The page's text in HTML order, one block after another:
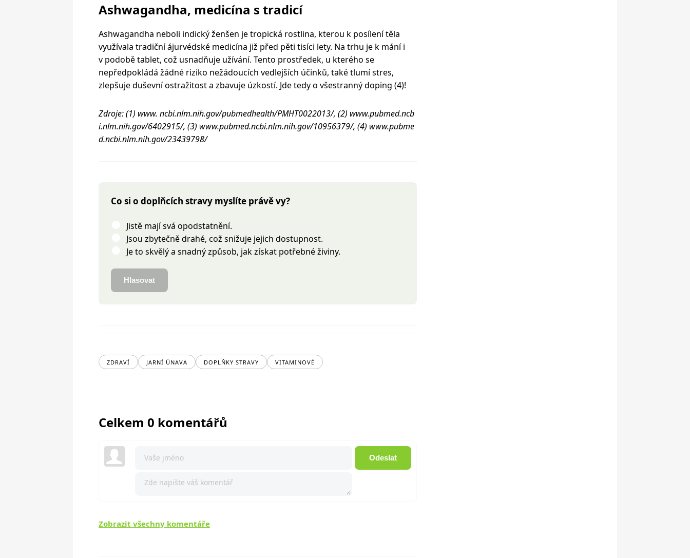
Ashwagandha, medicína s tradicí
Ashwagandha neboli indický ženšen je tropická rostlina, kterou k posílení těla
využívala tradiční ájurvédské medicína již před pěti tisíci lety. Na trhu je k mání i
v podobě tablet, což usnadňuje užívání. Tento prostředek, u kterého se
nepředpokládá žádné riziko nežádoucích vedlejších účinků, také tlumí stres,
zlepšuje duševní ostražitost a zbavuje úzkostí. Jde tedy o všestranný doping (4)!
Zdroje: (1) www. ncbi.nlm.nih.gov/pubmedhealth/PMHT0022013/, (2) www.pubmed.ncb
i.nlm.nih.gov/6402915/, (3) www.pubmed.ncbi.nlm.nih.gov/10956379/, (4) www.pubme
d.ncbi.nlm.nih.gov/23439798/
Co si o doplňcích stravy myslíte právě vy?
Jistě mají svá opodstatnění.
Jsou zbytečně drahé, což snižuje jejich dostupnost.
Je to skvělý a snadný způsob, jak získat potřebné živiny.
Hlasovat
ZDRAVÍ JARNÍ ÚNAVA DOPLŇKY STRAVY VITAMINOVÉ
Celkem 0 komentářů
Odeslat
Zobrazit všechny komentáře